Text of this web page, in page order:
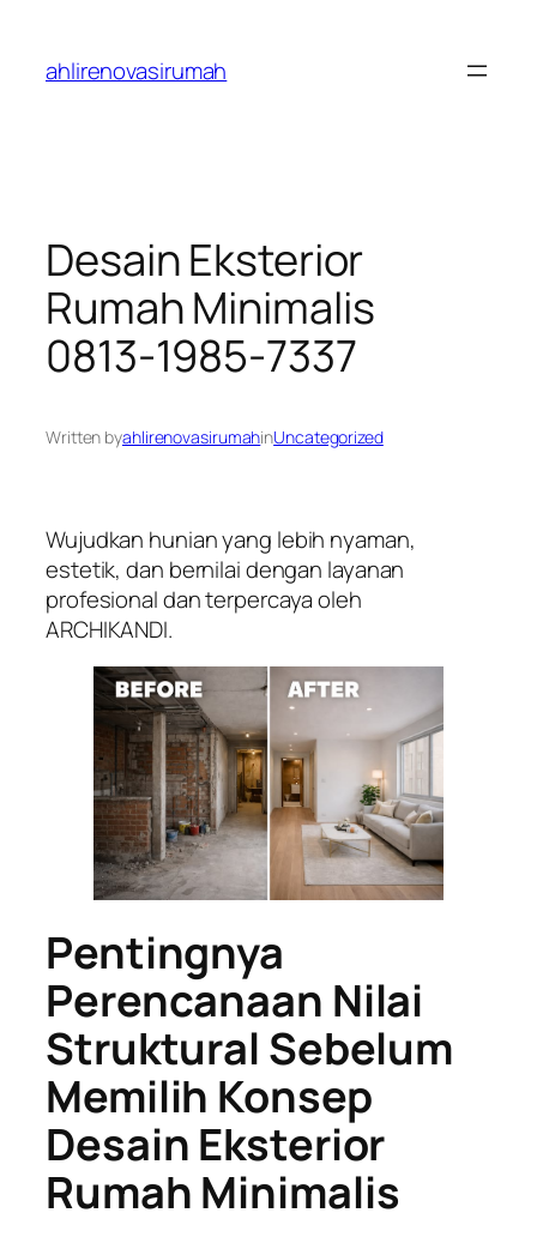
content
ahlirenovasirumah
Desain Eksterior
Rumah Minimalis
0813-1985-7337
Written byahlirenovasirumahinUncategorized
Wujudkan hunian yang lebih nyaman,
estetik, dan bernilai dengan layanan
profesional dan terpercaya oleh
ARCHIKANDI.
Pentingnya
Perencanaan Nilai
Struktural Sebelum
Memilih Konsep
Desain Eksterior
Rumah Minimalis